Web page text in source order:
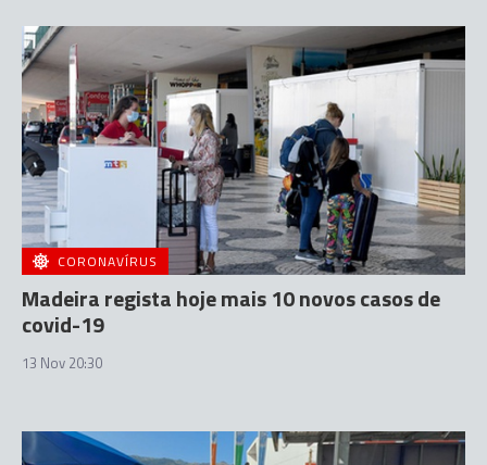
CORONAVÍRUS
Madeira regista hoje mais 10 novos casos de
covid-19
13 Nov 20:30